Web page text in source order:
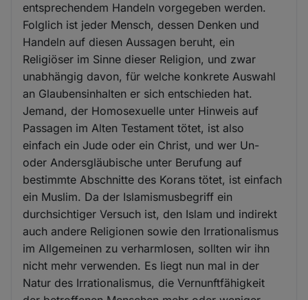
entsprechendem Handeln vorgegeben werden.
Folglich ist jeder Mensch, dessen Denken und
Handeln auf diesen Aussagen beruht, ein
Religiöser im Sinne dieser Religion, und zwar
unabhängig davon, für welche konkrete Auswahl
an Glaubensinhalten er sich entschieden hat.
Jemand, der Homosexuelle unter Hinweis auf
Passagen im Alten Testament tötet, ist also
einfach ein Jude oder ein Christ, und wer Un-
oder Andersgläubische unter Berufung auf
bestimmte Abschnitte des Korans tötet, ist einfach
ein Muslim. Da der Islamismusbegriff ein
durchsichtiger Versuch ist, den Islam und indirekt
auch andere Religionen sowie den Irrationalismus
im Allgemeinen zu verharmlosen, sollten wir ihn
nicht mehr verwenden. Es liegt nun mal in der
Natur des Irrationalismus, die Vernunftfähigkeit